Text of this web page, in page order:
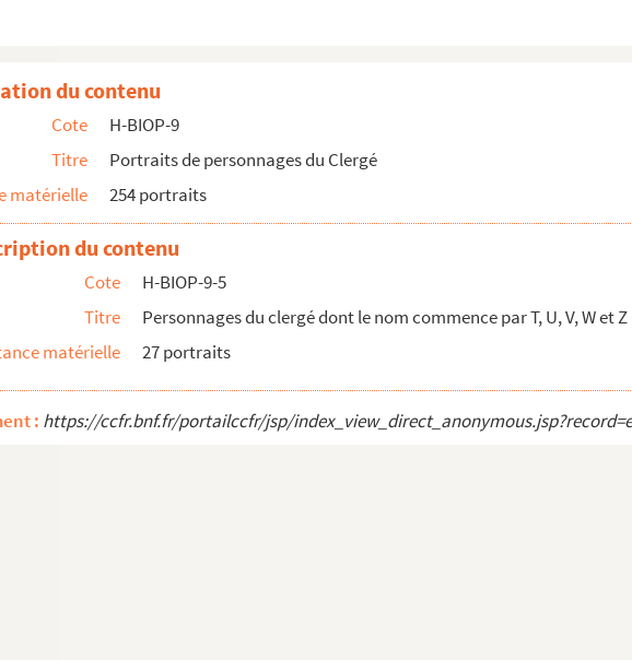
D, E, F, G et H
I, J, K, L et P
Q, R et S
U, V, W et Z
de Séez
du contenu
Cote
H-BIOP-9
Titre
Portraits de personnages du Clergé
matérielle
254 portraits
du contenu
Cote
H-BIOP-9-5
Titre
Personnages du clergé dont le nom commence par T, U, V, W et Z
matérielle
27 portraits
: https://ccfr.bnf.fr/portailccfr/jsp/